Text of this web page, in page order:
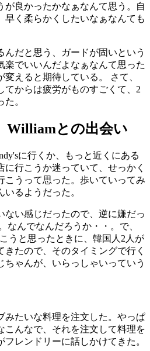
が良かったかなぁなんて思う。自
早く柔らかくしたいなぁなんても
んだと思う、ガードが固いという
楽でいいんだよなぁなんて思った
えると期待している。 さて、
てからは疲労がものすごくて、2
。
Williamとの出会い
に行くか、もっと近くにある
行こうか迷っていて、せっかく
こうって思った。歩いていってみ
るようだった。
ない感じだったので、逆に嫌だっ
なんでなんだろうか・・。で、
うと思ったときに、韓国人2人が
たので、そのタイミングで行く
ちゃんが、いらっしゃいっていう
みたいな料理を注文した。やっぱ
こんなで、それを注文して料理を
レンドリーに話しかけてきた。